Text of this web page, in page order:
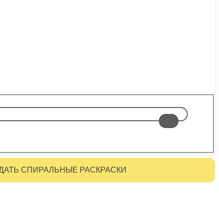
СПИРАЛЬНЫЕ РАСКРАСКИ